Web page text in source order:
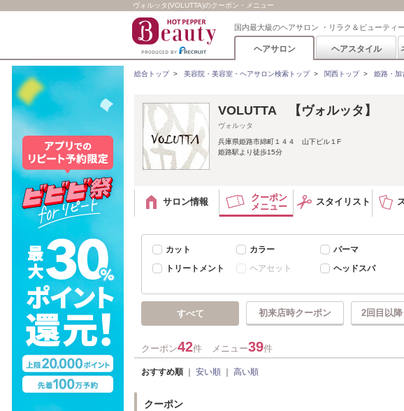
ヴォルッタ(VOLUTTA)のクーポン・メニュー
国内最大級のヘアサロン ・リラク＆ビューティ
ヘアサロン ヘアスタイル
総合トップ> 美容院・美容室・ヘアサロン検索トップ> 関西トップ> 姫路・加
VOLUTTA 【ヴォルッタ】
ヴォルッタ
兵庫県姫路市綿町１４４ 山下ビル１F
姫路駅より徒歩15分
サロン情報
クーポン
メニュー
スタイリスト
カット カラー パーマ
トリートメント
ヘアセット ヘッドスパ
すべて 初来店時クーポン 2回目以
クーポン42件 メニュー39件
おすすめ順 ｜ 安い順 ｜ 高い順
クーポン